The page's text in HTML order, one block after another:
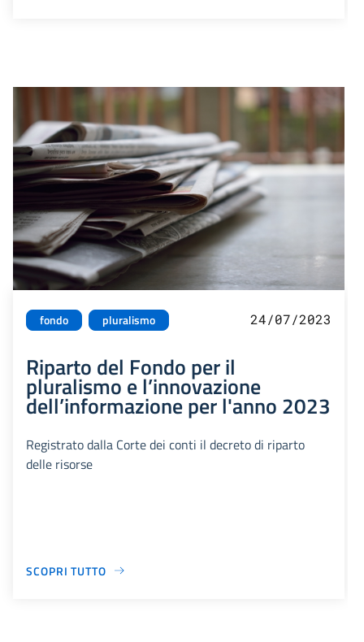
fondo pluralismo 24/07/2023
Riparto del Fondo per il
pluralismo e l’innovazione
dell’informazione per l'anno 2023
Registrato dalla Corte dei conti il decreto di riparto
delle risorse
SCOPRI TUTTO